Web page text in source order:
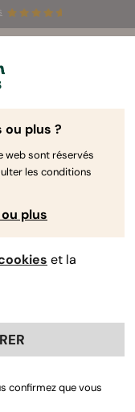
% sur
ou plus ?
web sont réservés
les conditions
ou plus
et la
confirmez que vous